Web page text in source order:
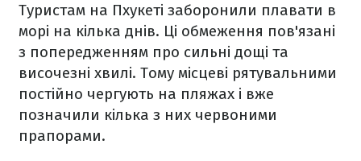
Туристам на Пхукеті заборонили плавати в
морі на кілька днів. Ці обмеження пов'язані
з попередженням про сильні дощі та
височезні хвилі. Тому місцеві рятувальними
постійно чергують на пляжах і вже
позначили кілька з них червоними
прапорами.